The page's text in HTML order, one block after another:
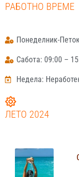
РАБОТНО ВРЕМЕ
Понеделник-
Сабота: 09:00 –
Недела:
ЛЕТО 2024